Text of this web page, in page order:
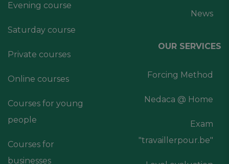
Evening course
Saturday course
Private courses
Online courses
Courses for young
people
Courses for
businesses
News
OUR SERVICES
Forcing Method
Nedaca @ Home
Exam
"travaillerpour.be"